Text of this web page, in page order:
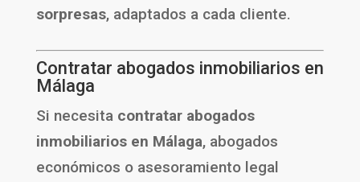
sorpresas, adaptados a cada cliente.
Contratar abogados inmobiliarios en
Málaga
Si necesita contratar abogados
inmobiliarios en Málaga, abogados
económicos o asesoramiento legal